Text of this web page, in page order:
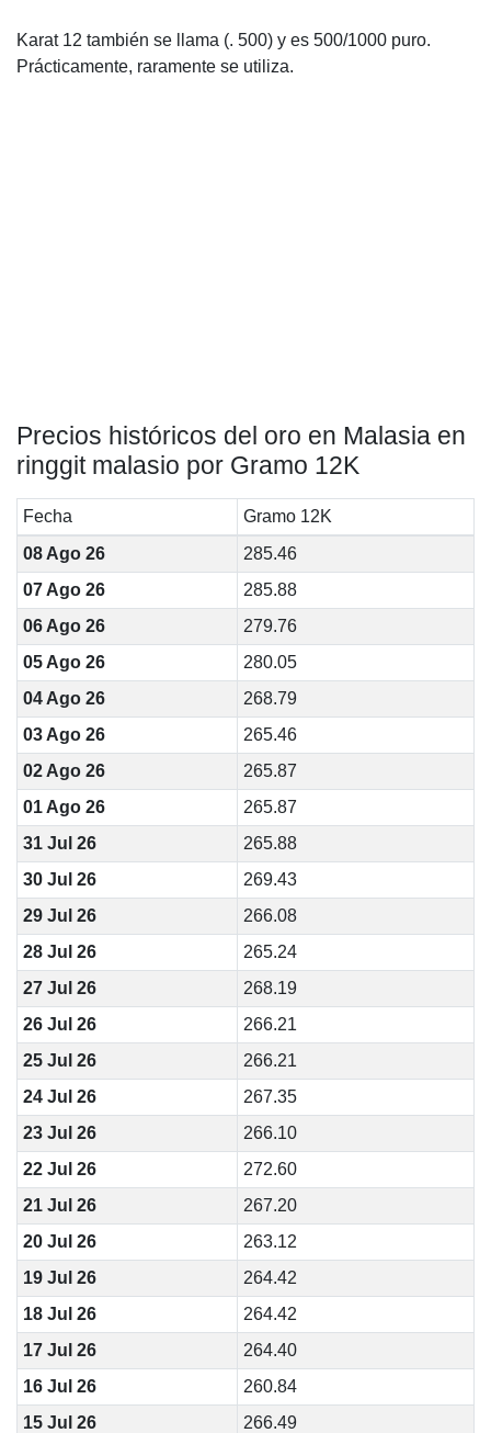
Karat 12 también se llama (. 500) y es 500/1000 puro.
Prácticamente, raramente se utiliza.
Precios históricos del oro en Malasia en
ringgit malasio por Gramo 12K
Fecha
Gramo 12K
08 Ago 26
285.46
07 Ago 26
285.88
06 Ago 26
279.76
05 Ago 26
280.05
04 Ago 26
268.79
03 Ago 26
265.46
02 Ago 26
265.87
01 Ago 26
265.87
31 Jul 26
265.88
30 Jul 26
269.43
29 Jul 26
266.08
28 Jul 26
265.24
27 Jul 26
268.19
26 Jul 26
266.21
25 Jul 26
266.21
24 Jul 26
267.35
23 Jul 26
266.10
22 Jul 26
272.60
21 Jul 26
267.20
20 Jul 26
263.12
19 Jul 26
264.42
18 Jul 26
264.42
17 Jul 26
264.40
16 Jul 26
260.84
15 Jul 26
266.49